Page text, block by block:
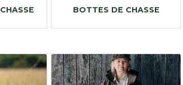
BOTTES DE CHASSE